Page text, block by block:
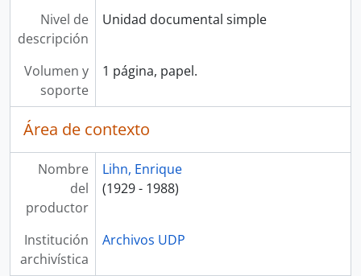
Nivel de
descripción
Unidad documental simple
Volumen y
soporte
1 página, papel.
Área de contexto
Nombre
del
productor
Lihn, Enrique
(1929 - 1988)
Institución
archivística
Archivos UDP